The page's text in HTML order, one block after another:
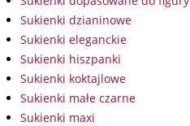
Sukienki dzianinowe
Sukienki eleganckie
Sukienki hiszpanki
Sukienki koktajlowe
Sukienki małe czarne
Sukienki maxi